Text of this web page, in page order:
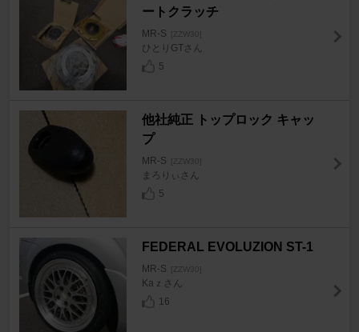
ートクラッチ
MR-S [ZZW30]
ひとりGTさん
5
他社純正 トップロック キャッ
プ
MR-S [ZZW30]
まろりぃさん
5
FEDERAL EVOLUZION ST-1
MR-S [ZZW30]
Kaｚさん
16